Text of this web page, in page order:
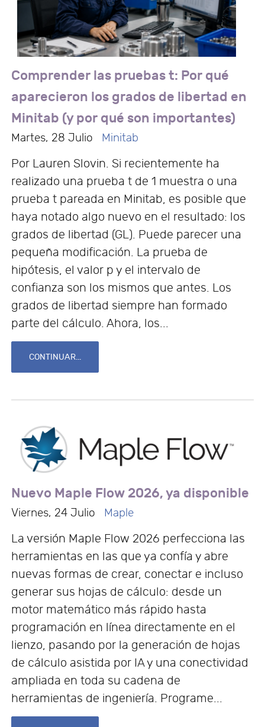
Comprender las pruebas t: Por qué
aparecieron los grados de libertad en
Minitab (y por qué son importantes)
Martes, 28 Julio Minitab
Por Lauren Slovin. Si recientemente ha
realizado una prueba t de 1 muestra o una
prueba t pareada en Minitab, es posible que
haya notado algo nuevo en el resultado: los
grados de libertad (GL). Puede parecer una
pequeña modificación. La prueba de
hipótesis, el valor p y el intervalo de
confianza son los mismos que antes. Los
grados de libertad siempre han formado
parte del cálculo. Ahora, los...
CONTINUAR...
Nuevo Maple Flow 2026, ya disponible
Viernes, 24 Julio Maple
La versión Maple Flow 2026 perfecciona las
herramientas en las que ya confía y abre
nuevas formas de crear, conectar e incluso
generar sus hojas de cálculo: desde un
motor matemático más rápido hasta
programación en línea directamente en el
lienzo, pasando por la generación de hojas
de cálculo asistida por IA y una conectividad
ampliada en toda su cadena de
herramientas de ingeniería. Programe...